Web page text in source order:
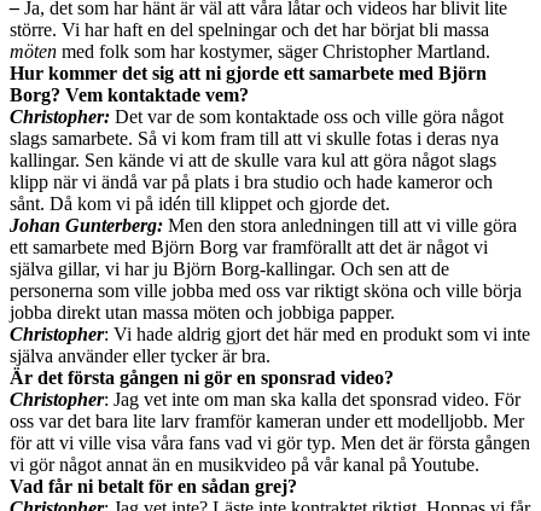
– Ja, det som har hänt är väl att våra låtar och videos har blivit lite
större. Vi har haft en del spelningar och det har börjat bli massa
möten med folk som har kostymer, säger Christopher Martland.
Hur kommer det sig att ni gjorde ett samarbete med Björn
Borg? Vem kontaktade vem?
Christopher: Det var de som kontaktade oss och ville göra något
slags samarbete. Så vi kom fram till att vi skulle fotas i deras nya
kallingar. Sen kände vi att de skulle vara kul att göra något slags
klipp när vi ändå var på plats i bra studio och hade kameror och
sånt. Då kom vi på idén till klippet och gjorde det.
Johan Gunterberg: Men den stora anledningen till att vi ville göra
ett samarbete med Björn Borg var framförallt att det är något vi
själva gillar, vi har ju Björn Borg-kallingar. Och sen att de
personerna som ville jobba med oss var riktigt sköna och ville börja
jobba direkt utan massa möten och jobbiga papper.
Christopher: Vi hade aldrig gjort det här med en produkt som vi inte
själva använder eller tycker är bra.
Är det första gången ni gör en sponsrad video?
Christopher: Jag vet inte om man ska kalla det sponsrad video. För
oss var det bara lite larv framför kameran under ett modelljobb. Mer
för att vi ville visa våra fans vad vi gör typ. Men det är första gången
vi gör något annat än en musikvideo på vår kanal på Youtube.
Vad får ni betalt för en sådan grej?